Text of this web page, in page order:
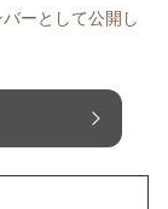
ーとして公開し